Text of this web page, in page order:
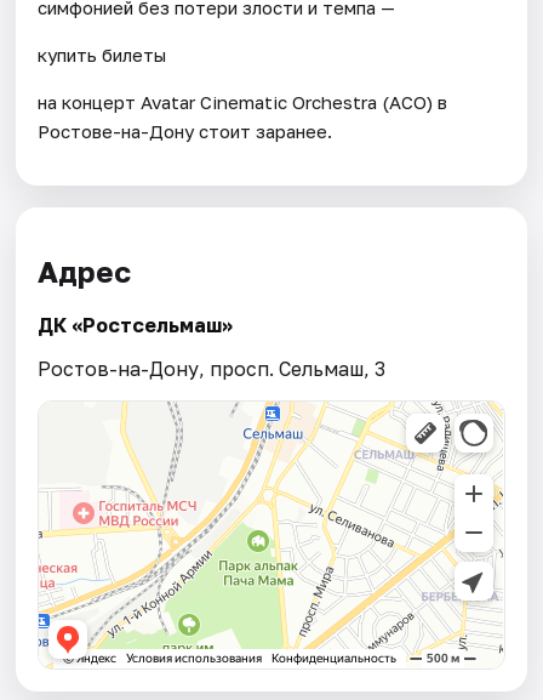
симфонией без потери злости и темпа —
купить билеты
на концерт Avatar Cinematic Orchestra (ACO) в
Ростове-на-Дону стоит заранее.
Адрес
ДК «Ростсельмаш»
Ростов-на-Дону, просп. Сельмаш, 3